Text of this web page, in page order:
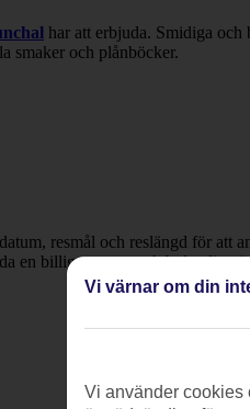
har att erbjuda. Smidiga
smaker och plånböcker.
resmål och reslängd för att
en billig restresa och boka din
Vi värnar om din
Vi använder cookies